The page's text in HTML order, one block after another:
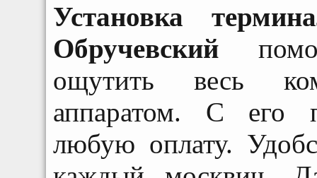
Установка
Обручевский
ощутить весь
аппаратом. С его
любую оплату.